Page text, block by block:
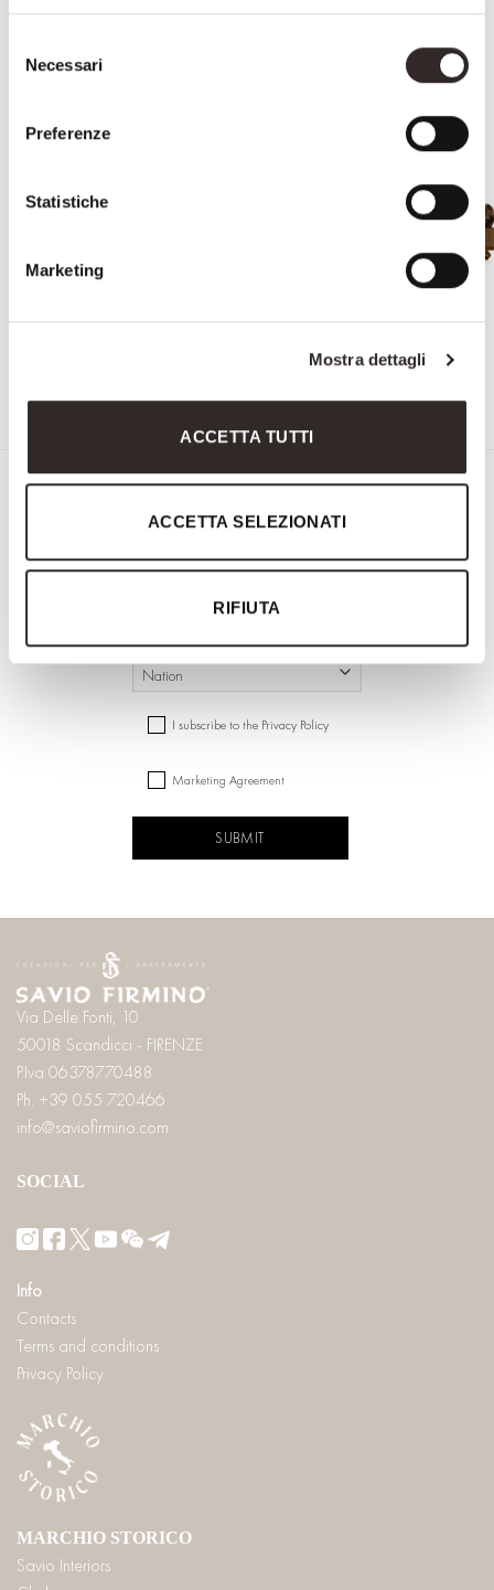
delNecessari
Preferenze
Statistiche
Marketing
Mostra dettagli
ACCETTA TUTTI
ACCETTA SELEZIONATI
RIFIUTA
3629
First
&
NAZIONE
CONSENSO
I subscribe to the Privacy Policy
Marketing Agreement
CAPTCHA
Via Delle Fonti, 10
50018 Scandicci - FIRENZE
P.Iva 06378770488
Ph. +39 055 720466
info@saviofirmino.com
SOCIAL
Info
Contacts
Terms and conditions
Privacy Policy
MARCHIO STORICO
Savio Interiors